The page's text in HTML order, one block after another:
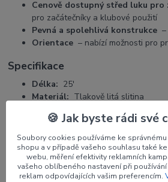
Cenově dostupný střed luku pro
pro začátečníky a klubové použití
Pevná a spolehlivá konstrukce
Orientace – nabízí možnosti pro
Specifikace
Délka: 25'
Materiál: Tlakově litá slitina
Orientace:pravá / levá
Maximální doporučená síla
🍪 Jak byste rádi své
Soubory cookies používáme ke
shopu a v případě vašeho souhlasu také
webu, měření efektivity reklamních
vašeho oblíbeného nastavení při
reklam odpovídajících vašim preferencím.